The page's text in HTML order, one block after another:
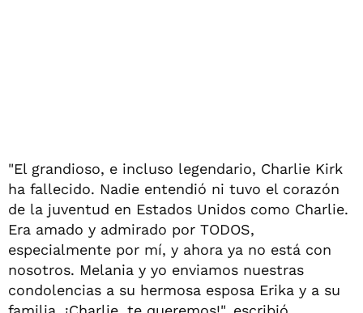
"El grandioso, e incluso legendario, Charlie Kirk
ha fallecido. Nadie entendió ni tuvo el corazón
de la juventud en Estados Unidos como Charlie.
Era amado y admirado por TODOS,
especialmente por mí, y ahora ya no está con
nosotros. Melania y yo enviamos nuestras
condolencias a su hermosa esposa Erika y a su